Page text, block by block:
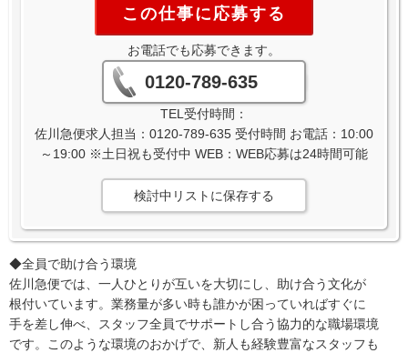
この仕事に応募する
お電話でも応募できます。
0120-789-635
TEL受付時間：
佐川急便求人担当：0120-789-635 受付時間 お電話：10:00
～19:00 ※土日祝も受付中 WEB：WEB応募は24時間可能
検討中リストに保存する
◆全員で助け合う環境
佐川急便では、一人ひとりが互いを大切にし、助け合う文化が
根付いています。業務量が多い時も誰かが困っていればすぐに
手を差し伸べ、スタッフ全員でサポートし合う協力的な職場環境
です。このような環境のおかげで、新人も経験豊富なスタッフも